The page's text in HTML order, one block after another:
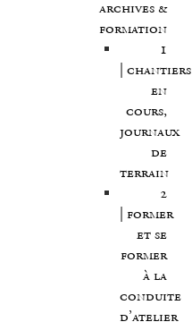
archives &
formation
1
| chantiers
en
cours,
journaux
de
terrain
2
| former
et se
former
à la
conduite
d’atelier